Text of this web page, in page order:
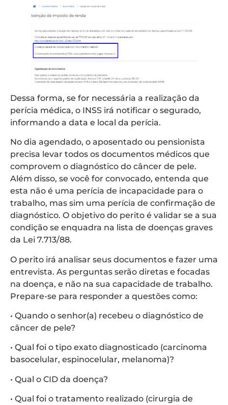
Dessa forma, se for necessária a realização da
perícia médica, o INSS irá notificar o segurado,
informando a data e local da perícia.
No dia agendado, o aposentado ou pensionista
precisa levar todos os documentos médicos que
comprovem o diagnóstico do câncer de pele.
Além disso, se você for convocado, entenda que
esta não é uma perícia de incapacidade para o
trabalho, mas sim uma perícia de confirmação de
diagnóstico. O objetivo do perito é validar se a sua
condição se enquadra na lista de doenças graves
da Lei 7.713/88.
O perito irá analisar seus documentos e fazer uma
entrevista. As perguntas serão diretas e focadas
na doença, e não na sua capacidade de trabalho.
Prepare-se para responder a questões como:
• Quando o senhor(a) recebeu o diagnóstico de
câncer de pele?
• Qual foi o tipo exato diagnosticado (carcinoma
basocelular, espinocelular, melanoma)?
• Qual o CID da doença?
• Qual foi o tratamento realizado (cirurgia de